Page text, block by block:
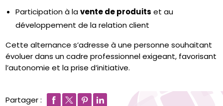
Participation à lavente de produits et au
développement de la relation client
Cette alternance s’adresse à une personne souhaitant
évoluer dans un cadre professionnel exigeant, favorisant
l’autonomie et la prise d’initiative.
Partager :